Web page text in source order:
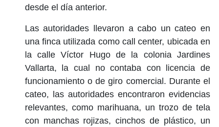
desde el día anterior.
Las autoridades llevaron a cabo un cateo en
una finca utilizada como call center, ubicada en
la calle Víctor Hugo de la colonia Jardines
Vallarta, la cual no contaba con licencia de
funcionamiento o de giro comercial. Durante el
cateo, las autoridades encontraron evidencias
relevantes, como marihuana, un trozo de tela
con manchas rojizas, cinchos de plástico, un